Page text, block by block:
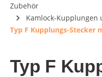
Zubehör
Kamlock-Kupplungen
Typ F Kupplungs-Stecker
Typ F